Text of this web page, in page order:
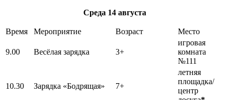
Среда 14 августа
Время Мероприятие Возраст Место
9.00 Весёлая зарядка 3+
игровая
комната
№111
10.30 Зарядка «Бодрящая» 7+
летняя
площадка/
центр